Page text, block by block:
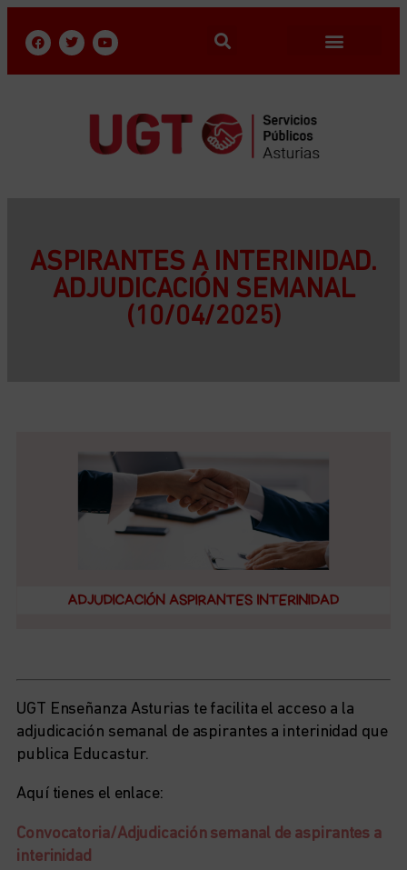
ASPIRANTES A INTERINIDAD.
ADJUDICACIÓN SEMANAL
(10/04/2025)
UGT Enseñanza Asturias te facilita el acceso a la
adjudicación semanal de aspirantes a interinidad que
publica Educastur.
Aquí tienes el enlace:
Convocatoria/Adjudicación semanal de aspirantes a
interinidad